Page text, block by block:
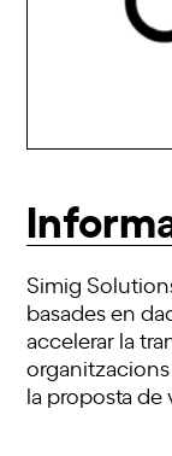
Simig
basades en
accelerar la
la proposta de